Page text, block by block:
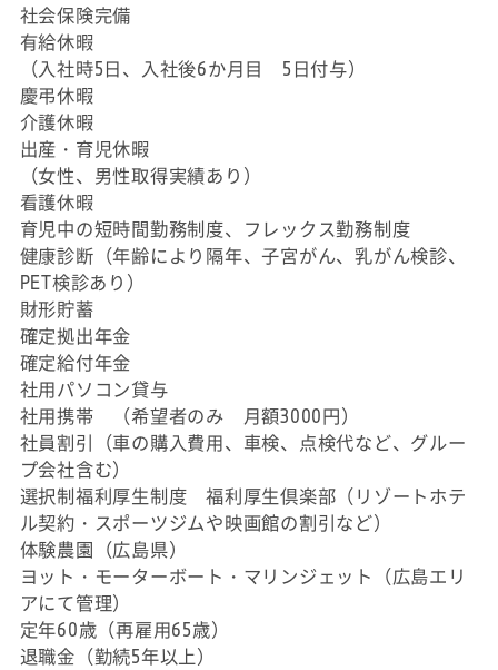
社会保険完備
有給休暇
（入社時5日、入社後6か月目 5日付与）
慶弔休暇
介護休暇
出産・育児休暇
（女性、男性取得実績あり）
看護休暇
育児中の短時間勤務制度、フレックス勤務制度
健康診断（年齢により隔年、子宮がん、乳がん検診、
PET検診あり）
財形貯蓄
確定拠出年金
確定給付年金
社用パソコン貸与
社用携帯 （希望者のみ 月額3000円）
社員割引（車の購入費用、車検、点検代など、グルー
プ会社含む）
選択制福利厚生制度 福利厚生倶楽部（リゾートホテ
ル契約・スポーツジムや映画館の割引など）
体験農園（広島県）
ヨット・モーターボート・マリンジェット（広島エリ
アにて管理）
定年60歳（再雇用65歳）
退職金（勤続5年以上）